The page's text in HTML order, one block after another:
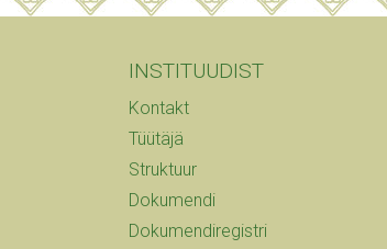
INSTITUUDIST
Kontakt
Tüütäjä
Struktuur
Dokumendi
Dokumendiregistri